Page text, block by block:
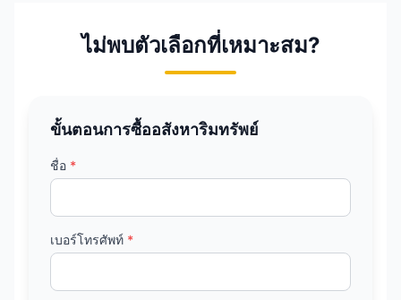
ไม่พบตัวเลือกที่เหมาะสม?
ขั้นตอนการซื้ออสังหาริมทรัพย์
ชื่อ *
เบอร์โทรศัพท์ *